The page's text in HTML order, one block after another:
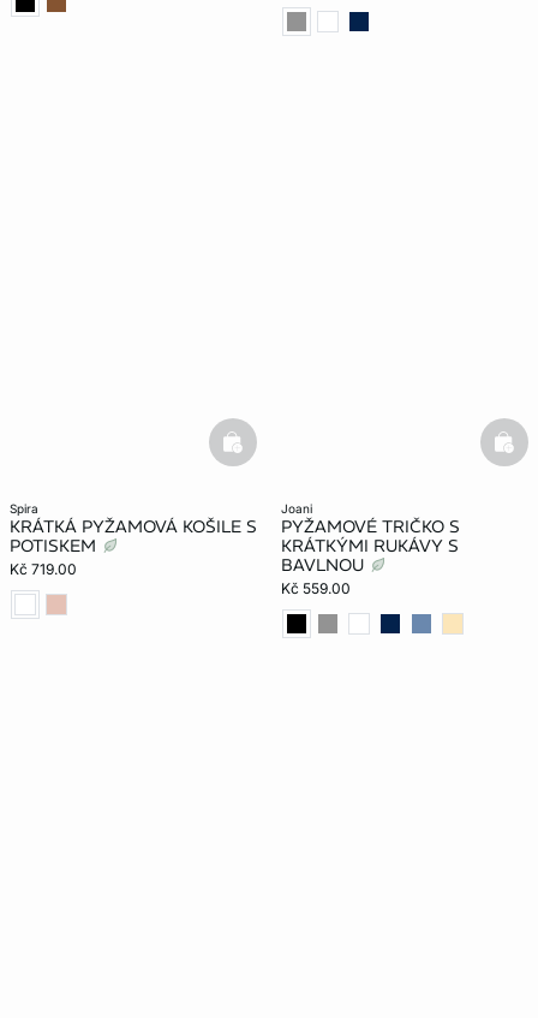
spira
KRÁTKÁ PYŽAMOVÁ KOŠILE S
POTISKEM
Kč 719.00
basketfull
joani
PYŽAMOVÉ TRIČKO S
KRÁTKÝMI RUKÁVY S
BAVLNOU
Kč 559.00